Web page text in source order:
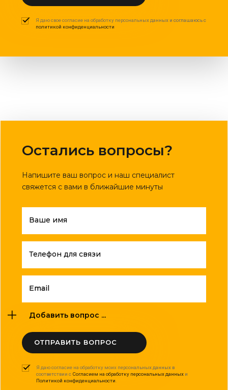
Я даю свое согласие на обработку персональных данных и соглашаюсь с
политикой конфиденциальности
Остались вопросы?
Напишите ваш вопрос и наш специалист
свяжется с вами в ближайшие минуты
Ваше имя
Телефон для связи
Email
Добавить вопрос ...
ОТПРАВИТЬ ВОПРОС
Я даю согласие на обработку моих персональных данных в
соответствии с Согласием на обработку персональных данных и
Политикой конфиденциальности